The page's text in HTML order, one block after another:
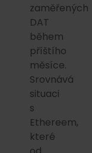
zaměřených
DAT
během
příštího
měsíce.
Srovnává
situaci
s
Ethereem,
které